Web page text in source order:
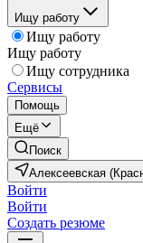
Ищу работу
Ищу работу
Ищу работу
Ищу сотрудника
Сервисы
Помощь
Ещё
Поиск
Алексеевская
Войти
Войти
Создать резюме